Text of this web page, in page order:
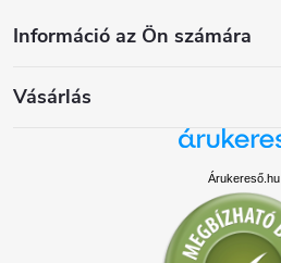
Információ az Ön számára
Vásárlás
Árukereső.hu